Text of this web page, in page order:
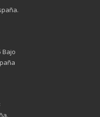
Bajo